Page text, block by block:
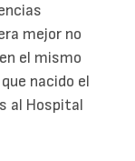
mejor no
el mismo
nacido el
al Hospital